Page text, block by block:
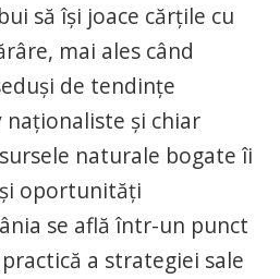
să își joace cărțile cu
mai ales când
de tendințe
și chiar
naturale bogate îi
oportunități
se află într-un punct
a strategiei sale